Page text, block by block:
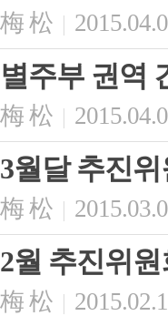
梅 松 |
별주부 권역
梅 松 |
3월달 추진
梅 松 |
2월 추진위원
梅 松 |